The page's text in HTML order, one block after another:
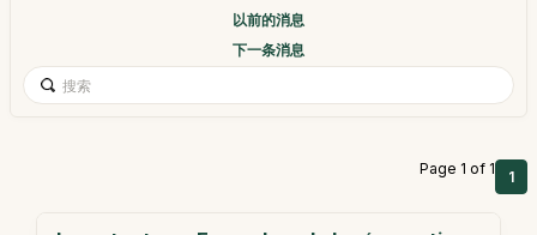
以前的消息
下一条消息
Page 1 of 1 1